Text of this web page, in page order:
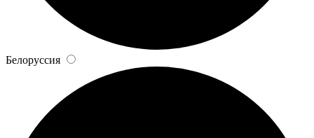
Белоруссия